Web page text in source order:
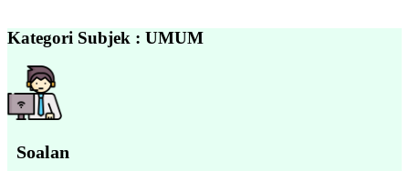
Kategori Subjek : UMUM
Soalan